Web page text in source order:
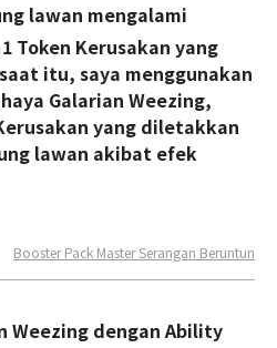
lawan mengalami
Token Kerusakan yang
itu, saya menggunakan
Galarian Weezing,
yang diletakkan
lawan akibat efek
Booster Pack Master Serangan Beruntun
Weezing dengan Ability